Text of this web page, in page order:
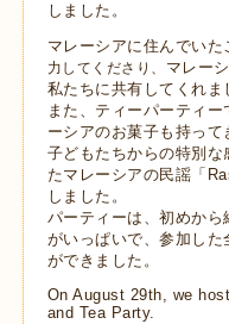
しました。
マレーシアに住んでい
力してくださり、 マレー
私たちに共有してくれま
また、ティーパーティ
ーシアのお菓子も持って
子どもたちからの特別
たマレーシアの民謡「
しました。
パーティーは、初めか
がいっぱいで、参加した
ができました。
On August 29th, we
and Tea Party.